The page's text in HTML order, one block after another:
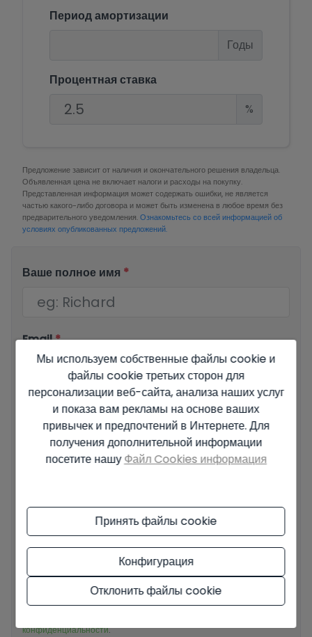
Период амортизации
Годы
Процентная ставка
%
Предложение зависит от наличия и окончательного решения владельца.
Объявленная цена не включает налоги и расходы на покупку.
Представленная информация может содержать ошибки, не является
частью какого-либо договора и может быть изменена в любое время без
предварительного уведомления.Ознакомьтесь со всей информацией об
условиях опубликованных предложений.
Ваше полное имя *
Email*
Ваш номер телефона*
Основные сведения о защите данных на основе Европейского
регламента по защите данных (EU) 2016/679 (GDPR).
конфиденциальности.
Мы используем собственные файлы cookie и
файлы cookie третьих сторон для
персонализации веб-сайта, анализа наших услуг
и показа вам рекламы на основе ваших
привычек и предпочтений в Интернете. Для
получения дополнительной информации
посетите нашуФайл Cookies информация
Принять файлы cookie
Конфигурация
Отклонить файлы cookie